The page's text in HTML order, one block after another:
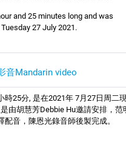
and 25 minutes long and was
27 July 2021.
音Mandarin video
時25分, 是在2021年 7月27日周二
由胡慧芳Debbie Hu邀請安排，范
配音，陳恩光錄音師後製完成。